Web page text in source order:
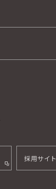
採用サイト